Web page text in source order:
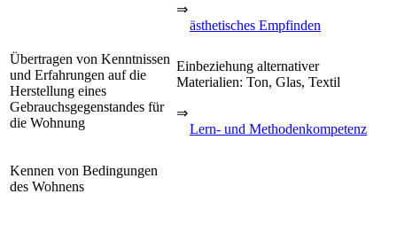
⇒
ästhetisches Empfinden
Übertragen von Kenntnissen
und Erfahrungen auf die
Herstellung eines
Gebrauchsgegenstandes für
die Wohnung
Einbeziehung alternativer
Materialien: Ton, Glas, Textil
⇒
Lern- und Methodenkompetenz
Kennen von Bedingungen
des Wohnens